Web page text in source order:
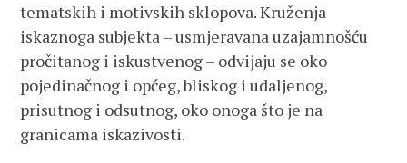
tematskih i motivskih sklopova. Kruženja
iskaznoga subjekta – usmjeravana uzajamnošću
pročitanog i iskustvenog – odvijaju se oko
pojedinačnog i općeg, bliskog i udaljenog,
prisutnog i odsutnog, oko onoga što je na
granicama iskazivosti.